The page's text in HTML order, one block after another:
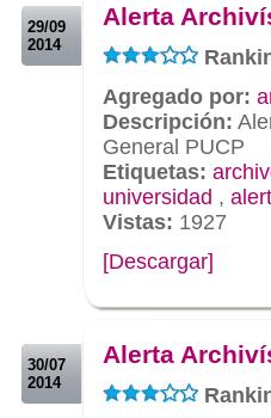
29/09
2014
Alerta
Agregado por:
Descripción:
General PUCP
Etiquetas:
universidad ,
Vistas: 1927
[Descargar]
30/07
2014
Alerta